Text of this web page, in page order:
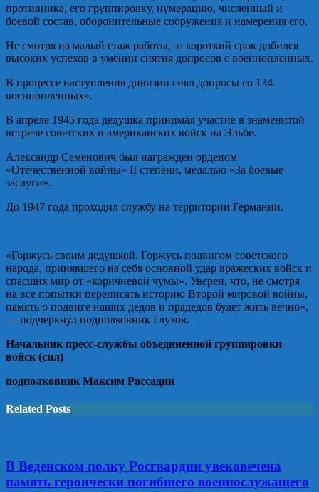
противника, его группировку, нумерацию, численный и
боевой состав, оборонительные сооружения и намерения его.
Не смотря на малый стаж работы, за короткий срок добился
высоких успехов в умении снятия допросов с военнопленных.
В процессе наступления дивизии снял допросы со 134
военнопленных».
В апреле 1945 года дедушка принимал участие в знаменитой
встрече советских и американских войск на Эльбе.
Александр Семенович был награжден орденом
«Отечественной войны» II степени, медалью «За боевые
заслуги».
До 1947 года проходил службу на территории Германии.
«Горжусь своим дедушкой. Горжусь подвигом советского
народа, принявшего на себя основной удар вражеских войск и
спасших мир от «коричневой чумы». Уверен, что, не смотря
на все попытки переписать историю Второй мировой войны,
память о подвиге наших дедов и прадедов будет жить вечно»,
— подчеркнул подполковник Глухов.
Начальник пресс-службы объединенной группировки
войск (сил)
подполковник Максим Рассадин
Related Posts
В Веденском полку Росгвардии увековечена
память героически погибшего военнослужащего